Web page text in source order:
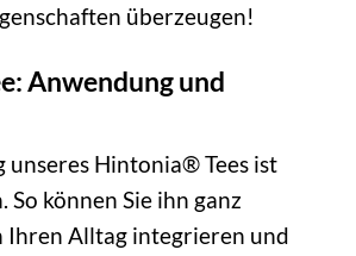
überzeugen!
Anwendung und
unseres Hintonia® Tees ist
So können Sie ihn ganz
Ihren Alltag integrieren und